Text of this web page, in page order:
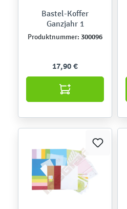
Bastel-Koffer
Ganzjahr 1
Produktnummer: 300096
17,90 €